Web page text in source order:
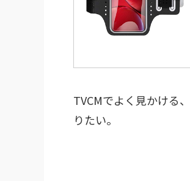
TVCMでよく見かける
りたい。